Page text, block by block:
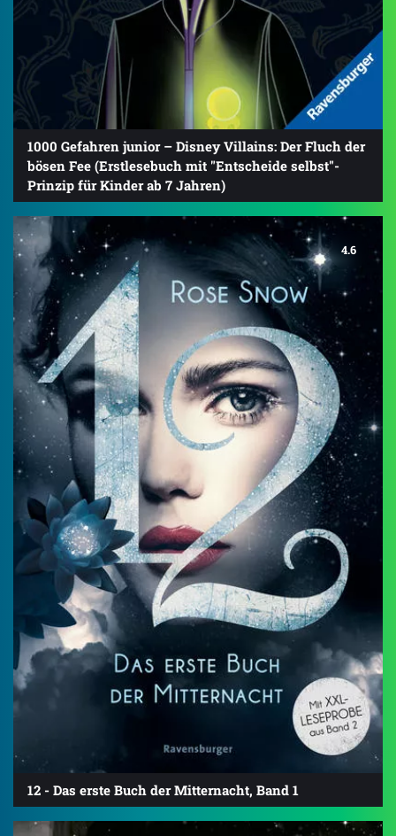
1000 Gefahren junior – Disney Villains: Der Fluch der
bösen Fee (Erstlesebuch mit "Entscheide selbst"-
Prinzip für Kinder ab 7 Jahren)
4.6
12 - Das erste Buch der Mitternacht, Band 1